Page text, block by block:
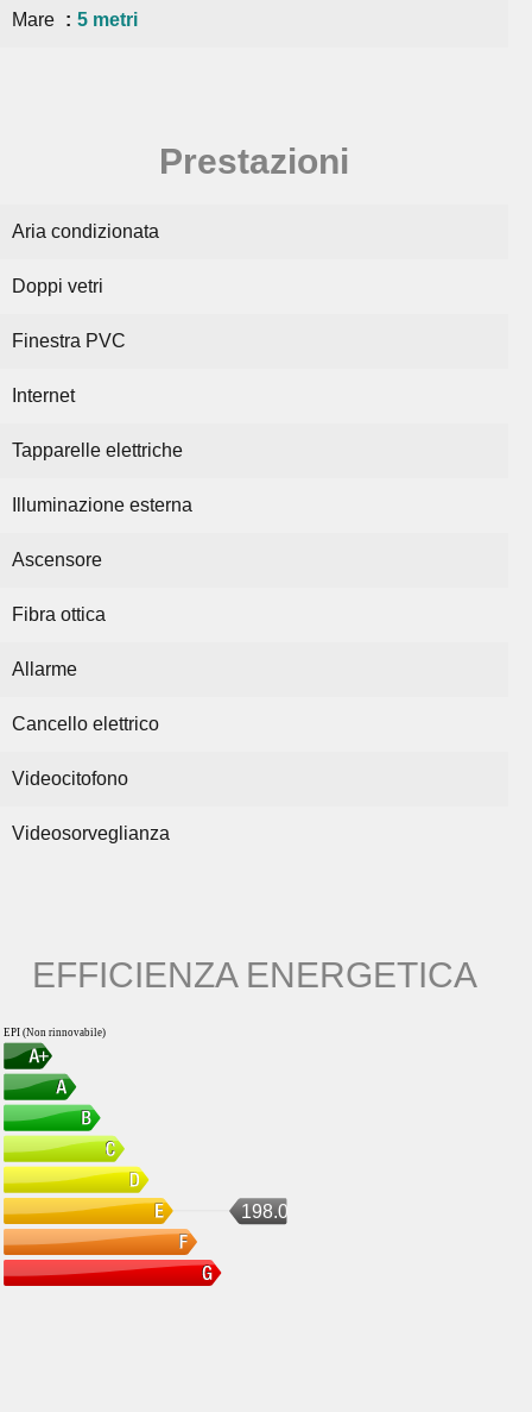
Mare 5 metri
Prestazioni
Aria condizionata
Doppi vetri
Finestra PVC
Internet
Tapparelle elettriche
Illuminazione esterna
Ascensore
Fibra ottica
Allarme
Cancello elettrico
Videocitofono
Videosorveglianza
EFFICIENZA ENERGETICA
EPI (Non rinnovabile)
198.07